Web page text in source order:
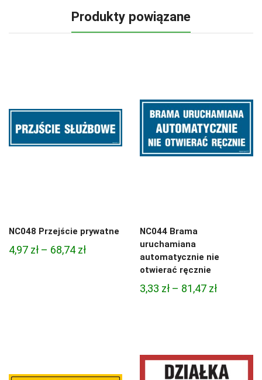
Produkty powiązane
NC048 Przejście prywatne
4,97 zł – 68,74 złZakres
NC044 Brama
uruchamiana
automatycznie nie
otwierać ręcznie
3,33 zł – 81,47 złZakres
81,47 zł